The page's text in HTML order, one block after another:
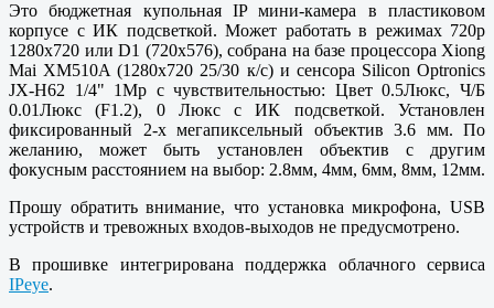
Это бюджетная купольная IP мини-камера в пластиковом
корпусе с ИК подсветкой. Может работать в режимах 720p
1280x720 или D1 (720x576), собрана на базе процессора Xiong
Mai XM510A (1280х720 25/30 к/с) и сенсора Silicon Optronics
JX-H62 1/4" 1Mp с чувствительностью: Цвет 0.5Люкс, Ч/Б
0.01Люкс (F1.2), 0 Люкс с ИК подсветкой. Установлен
фиксированный 2-х мегапиксельный объектив 3.6 мм. По
желанию, может быть установлен объектив с другим
фокусным расстоянием на выбор: 2.8мм, 4мм, 6мм, 8мм, 12мм.
Прошу обратить внимание, что установка микрофона, USB
устройств и тревожных входов-выходов не предусмотрено.
В прошивке интегрирована поддержка облачного сервиса
IPeye.